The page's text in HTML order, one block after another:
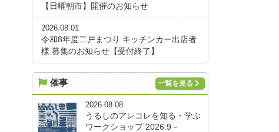
【日曜朝市】開催のお知らせ
2026.08.01
令和8年度二戸まつり キッチンカー出店者
様 募集のお知らせ【受付終了】
催事 一覧を見る
2026.08.08
うるしのアレコレを知る・学ぶ
ワークショップ 2026.9－